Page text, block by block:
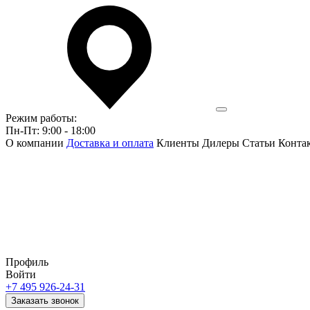
Режим работы:
Пн-Пт: 9:00 - 18:00
О компании Доставка и оплата Клиенты Дилеры Статьи
Профиль
Войти
+7 495 926-24-31
Заказать звонок